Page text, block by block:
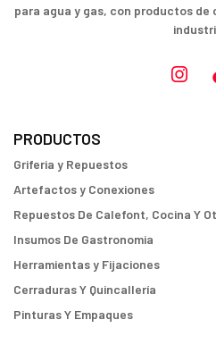
para agua y gas, con productos de
PRODUCTOS
Griferia y Repuestos
Artefactos y Conexiones
Repuestos De Calefont, Cocina Y
Insumos De Gastronomia
Herramientas y Fijaciones
Cerraduras Y Quincallería
Pinturas Y Empaques